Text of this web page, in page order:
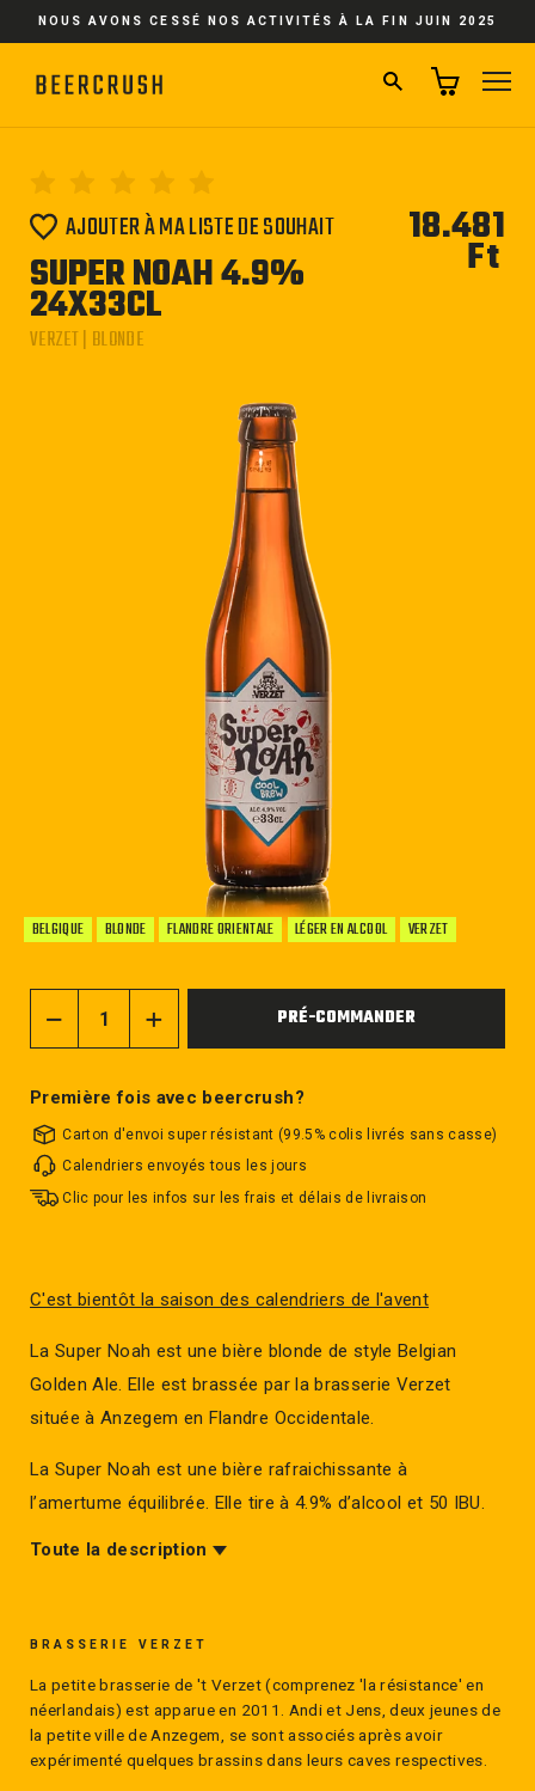
PasserNOUS AVONS CESSÉ NOS ACTIVITÉS À LA FIN JUIN 2025
RECHERCHER
AJOUTER À MA LISTE DE SOUHAIT
SUPER NOAH 4.9%
24X33CL
VERZET | BLONDE
BELGIQUE BLONDE FLANDRE ORIENTALE LÉGER EN ALCOOL VERZET
18.481
Ft
PRÉ-COMMANDER
Première fois avec beercrush?
Carton d'envoi super résistant (99.5% colis livrés sans casse)
Calendriers envoyés tous les jours
Clic pour les infos sur les frais et délais de livraison
C'est bientôt la saison des calendriers de l'avent
La Super Noah est une bière blonde de style Belgian
Golden Ale. Elle est brassée par la brasserie Verzet
située à Anzegem en Flandre Occidentale.
La Super Noah est une bière rafraichissante à
l’amertume équilibrée. Elle tire à 4.9% d’alcool et 50 IBU.
véritable plaidoyer de la brasserie Verzet aux houblons
Européens présent dans la Super Noah dont la plupart
sont cultivés en Belgique même.
A l’heure où les bières de style IPA sont partout avec
Toute la description
BRASSERIE VERZET
La petite brasserie de 't Verzet (comprenez 'la résistance' en
néerlandais) est apparue en 2011. Andi et Jens, deux jeunes de
la petite ville de Anzegem, se sont associés après avoir
expérimenté quelques brassins dans leurs caves respectives.